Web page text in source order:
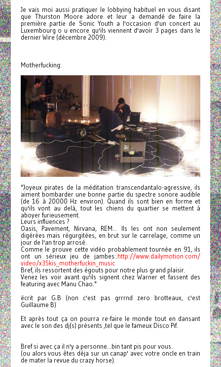
Je vais moi aussi pratiquer le lobbying habituel en vous disant
que Thurston Moore adore et leur a demandé de faire la
première partie de Sonic Youth a l'occasion d'un concert au
Luxembourg o u encore qu'ils viennent d'avoir 3 pages dans le
dernier Wire (décembre 2009).
Motherfucking:
"Joyeux pirates de la méditation transcendantalo-agressive, ils
aiment bombarder une bonne partie du spectre sonore audible
(de 16 à 20000 Hz environ). Quand ils sont bien en forme et
qu'ils vont au delà, tout les chiens du quartier se mettent à
aboyer furieusement.
Leurs influences ?
Oasis, Pavement, Nirvana, REM... Ils les ont non seulement
digérées mais régurgitées, en brut sur le carrelage, comme un
jour de l'an trop arrosé.
Comme le prouve cette vidéo probablement tournée en 91, ils
ont un sérieux jeu de jambes:. http://www.dailymotion.com/
video/x35kis_motherfuckin_ music
Bref, ils ressortent des égouts pour notre plus grand plaisir.
Venez les voir avant qu'ils signent chez Warner et fassent des
featuring avec Manu Chao."
écrit par G.B (non c'est pas grrrnd zero brotteaux, c'est
Guillaume B)
Et après tout ça on pourra re-faire le monde tout en dansant
avec le son des dj(s) présents ,tel que le fameux Disco Pif.
Bref si avec ça il n'y a personne...bin tant pis pour vous.
(ou alors vous êtes déja sur un canap' avec votre oncle en train
de mater la revue du crazy horse).